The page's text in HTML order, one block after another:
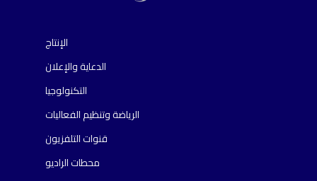
الإنتاج
الدعاية والإعلان
التكنولوجيا
الرياضة وتنظيم الفعاليات
قنوات التلفزيون
محطات الراديو